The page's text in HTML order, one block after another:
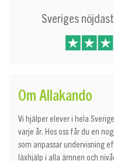
Sveriges
Om Allakando
Vi hjälper elever i hela
varje år. Hos oss får du en
som anpassar undervisning
läxhjälp i alla ämnen och